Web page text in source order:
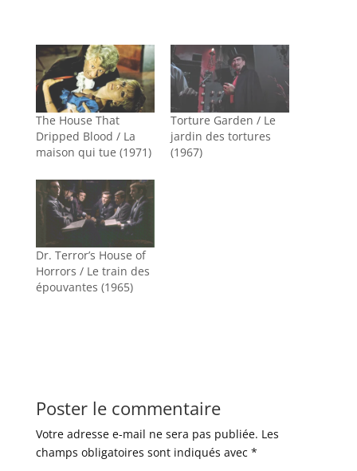
The House That
Dripped Blood / La
maison qui tue (1971)
Torture Garden / Le
jardin des tortures
(1967)
Dr. Terror’s House of
Horrors / Le train des
épouvantes (1965)
Poster le commentaire
Votre adresse e-mail ne sera pas publiée. Les
champs obligatoires sont indiqués avec *